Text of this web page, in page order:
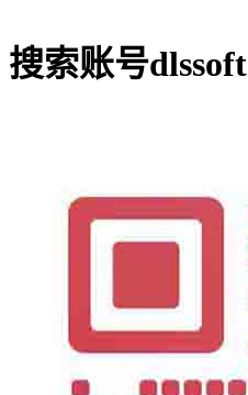
搜索账号dlssoft